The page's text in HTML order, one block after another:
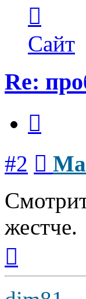
Maks42
Сайт
Re:
#2
жестче.
началу